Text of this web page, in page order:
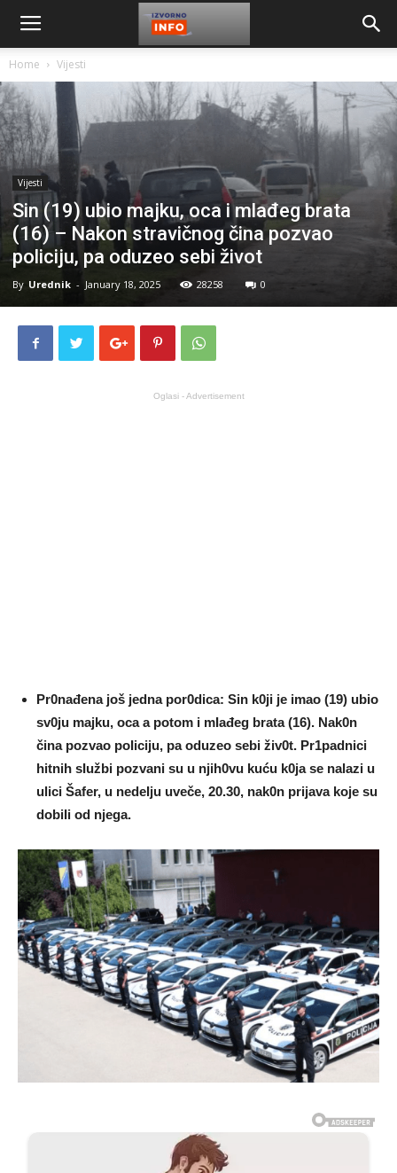
Home Vijesti
Vijesti
Sin (19) ubio majku, oca i mlađeg brata
(16) – Nakon stravičnog čina pozvao
policiju, pa oduzeo sebi život
By Urednik - January 18, 2025 28258 0
Oglasi - Advertisement
Pr0nađena još jedna por0dica: Sin k0ji je imao (19) ubio
sv0ju majku, oca a potom i mIađeg brata (16). Nak0n
čina pozvao poIiciju, pa oduzeo sebi živ0t. Pr1padnici
hitnih sIužbi pozvani su u njih0vu kuću k0ja se nalazi u
ulici Šafer, u nedeIju uveče, 20.30, nak0n prijava koje su
dobiIi od njega.